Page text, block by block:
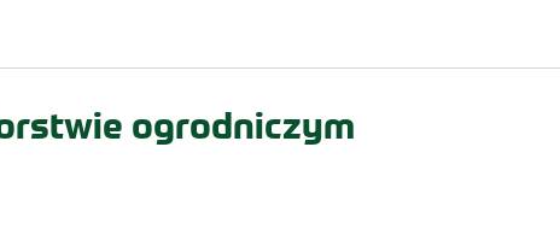
ogrodniczym